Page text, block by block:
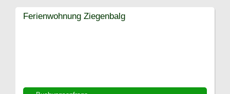
Ferienwohnung Ziegenbalg